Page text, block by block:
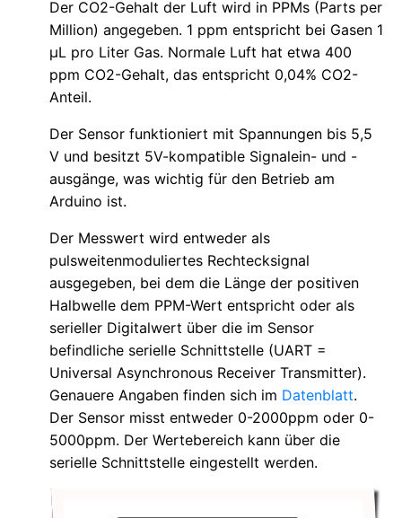
Der CO2-Gehalt der Luft wird in PPMs (Parts per
Million) angegeben. 1 ppm entspricht bei Gasen 1
µL pro Liter Gas. Normale Luft hat etwa 400
ppm CO2-Gehalt, das entspricht 0,04% CO2-
Anteil.
Der Sensor funktioniert mit Spannungen bis 5,5
V und besitzt 5V-kompatible Signalein- und -
ausgänge, was wichtig für den Betrieb am
Arduino ist.
Der Messwert wird entweder als
pulsweitenmoduliertes Rechtecksignal
ausgegeben, bei dem die Länge der positiven
Halbwelle dem PPM-Wert entspricht oder als
serieller Digitalwert über die im Sensor
befindliche serielle Schnittstelle (UART =
Universal Asynchronous Receiver Transmitter).
Genauere Angaben finden sich im Datenblatt.
Der Sensor misst entweder 0-2000ppm oder 0-
5000ppm. Der Wertebereich kann über die
serielle Schnittstelle eingestellt werden.